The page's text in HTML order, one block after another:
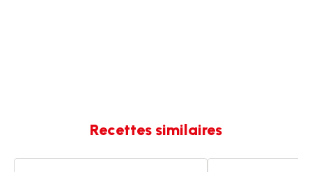
Recettes similaires